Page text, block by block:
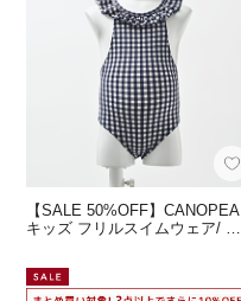
【SALE 50%OFF】CANOPEA
キッズ フリルスイムウェア/ …